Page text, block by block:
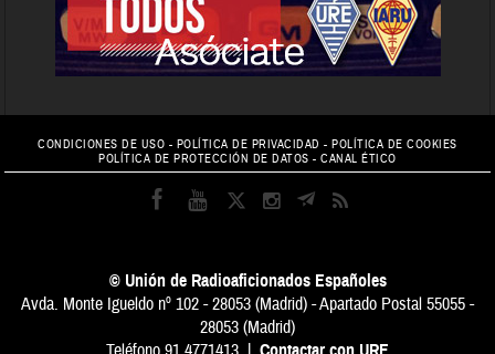
CONDICIONES DE USO - POLÍTICA DE PRIVACIDAD - POLÍTICA DE COOKIES
POLÍTICA DE PROTECCIÓN DE DATOS -CANAL ÉTICO
© Unión de Radioaficionados Españoles
Avda. Monte Igueldo nº 102 - 28053 (Madrid) - Apartado Postal 55055 -
28053 (Madrid)